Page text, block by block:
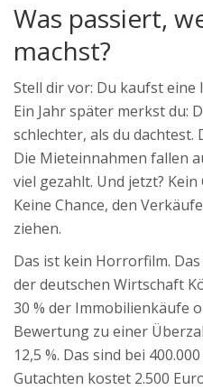
Was passiert,
machst?
Stell dir vor: Du kaufst eine
Ein Jahr später merkst du:
schlechter, als du
Die Mieteinnahmen fallen
viel gezahlt. Und jetzt? Kein
Keine Chance, den
ziehen.
Das ist kein Horrorfilm.
der deutschen Wirtschaft
30 % der Immobilienkäufe
Bewertung zu einer
12,5 %. Das sind bei
Gutachten kostet 2.500